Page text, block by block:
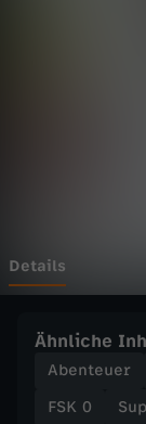
g
c
Details
Ähnliche
Abenteuer
FSK 0